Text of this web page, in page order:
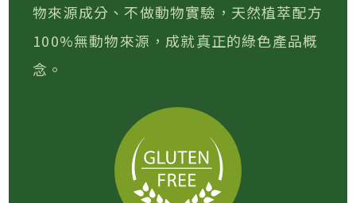
物來源成分、不做動物實驗，天然植萃配方
100%無動物來源，成就真正的綠色產品概
念。